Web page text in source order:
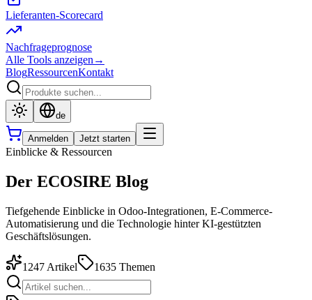
Lieferanten-Scorecard
Nachfrageprognose
Alle Tools anzeigen →
BlogRessourcenKontakt
de
Anmelden Jetzt starten
Einblicke & Ressourcen
Der ECOSIRE Blog
Tiefgehende Einblicke in Odoo-Integrationen, E-Commerce-
Automatisierung und die Technologie hinter KI-gestützten
Geschäftslösungen.
1247 Artikel 1635 Themen